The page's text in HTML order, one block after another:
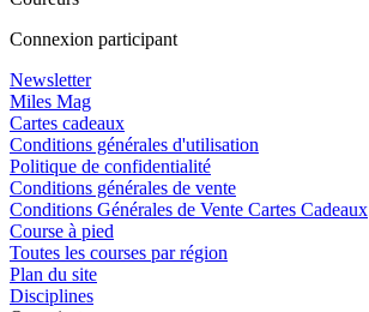
Connexion participant
Newsletter
Miles Mag
Cartes cadeaux
Conditions générales d'utilisation
Politique de confidentialité
Conditions générales de vente
Conditions Générales de Vente Cartes Cadeaux
Course à pied
Toutes les courses par région
Plan du site
Disciplines